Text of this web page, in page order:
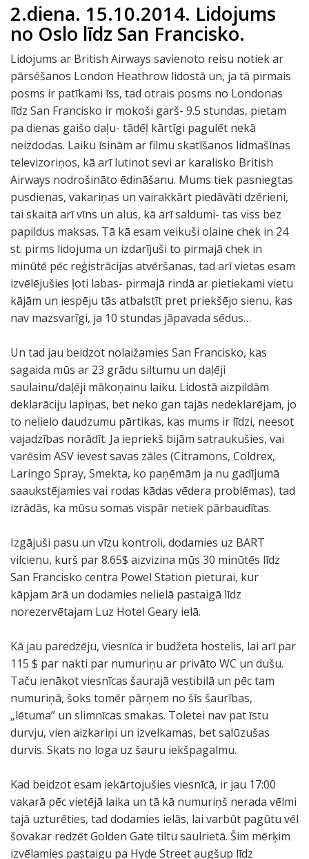
2.diena. 15.10.2014. Lidojums
no Oslo līdz San Francisko.
Lidojums ar British Airways savienoto reisu notiek ar
pārsēšanos London Heathrow lidostā un, ja tā pirmais
posms ir patīkami īss, tad otrais posms no Londonas
līdz San Francisko ir mokoši garš- 9.5 stundas, pietam
pa dienas gaišo daļu- tādēļ kārtīgi pagulēt nekā
neizdodas. Laiku īsinām ar filmu skatīšanos lidmašīnas
televizoriņos, kā arī lutinot sevi ar karalisko British
Airways nodrošināto ēdināšanu. Mums tiek pasniegtas
pusdienas, vakariņas un vairakkārt piedāvāti dzērieni,
tai skaitā arī vīns un alus, kā arī saldumi- tas viss bez
papildus maksas. Tā kā esam veikuši olaine chek in 24
st. pirms lidojuma un izdarījuši to pirmajā chek in
minūtē pēc reģistrācijas atvēršanas, tad arī vietas esam
izvēlējušies ļoti labas- pirmajā rindā ar pietiekami vietu
kājām un iespēju tās atbalstīt pret priekšējo sienu, kas
nav mazsvarīgi, ja 10 stundas jāpavada sēdus…
Un tad jau beidzot nolaižamies San Francisko, kas
sagaida mūs ar 23 grādu siltumu un daļēji
saulainu/daļēji mākoņainu laiku. Lidostā aizpildām
deklarāciju lapiņas, bet neko gan tajās nedeklarējam, jo
to nelielo daudzumu pārtikas, kas mums ir līdzi, neesot
vajadzības norādīt. Ja iepriekš bijām satraukušies, vai
varēsim ASV ievest savas zāles (Citramons, Coldrex,
Laringo Spray, Smekta, ko paņēmām ja nu gadījumā
saaukstējamies vai rodas kādas vēdera problēmas), tad
izrādās, ka mūsu somas vispār netiek pārbaudītas.
Izgājuši pasu un vīzu kontroli, dodamies uz BART
vilcienu, kurš par 8.65$ aizvizina mūs 30 minūtēs līdz
San Francisko centra Powel Station pieturai, kur
kāpjam ārā un dodamies nelielā pastaigā līdz
norezervētajam Luz Hotel Geary ielā.
Kā jau paredzēju, viesnīca ir budžeta hostelis, lai arī par
115 $ par nakti par numuriņu ar privāto WC un dušu.
Taču ienākot viesnīcas šaurajā vestibilā un pēc tam
numuriņā, šoks tomēr pārņem no šīs šaurības,
„lētuma” un slimnīcas smakas. Toletei nav pat īstu
durvju, vien aizkariņi un izvelkamas, bet salūzušas
durvis. Skats no loga uz šauru iekšpagalmu.
Kad beidzot esam iekārtojušies viesnīcā, ir jau 17:00
vakarā pēc vietējā laika un tā kā numuriņš nerada vēlmi
tajā uzturēties, tad dodamies ielās, lai varbūt pagūtu vēl
šovakar redzēt Golden Gate tiltu saulrietā. Šim mērķim
izvēlamies pastaigu pa Hyde Street augšup līdz